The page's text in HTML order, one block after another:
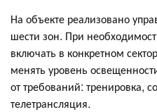
На объекте реализовано
шести зон. При
включать в конкретном
менять уровень
от требований: тренировка,
телетрансляция.